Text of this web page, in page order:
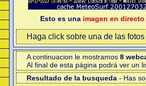
Esto es una imagen en directo
Haga click sobre una de las
A continuacion le mostramos 8
Al final de esta página podrá ver un
Resultado de la busqueda - Has